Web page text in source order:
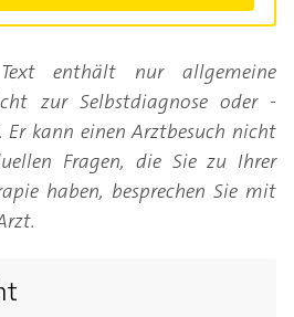
enthält nur allgemeine
zur Selbstdiagnose oder -
kann einen Arztbesuch nicht
Fragen, die Sie zu Ihrer
haben, besprechen Sie mit